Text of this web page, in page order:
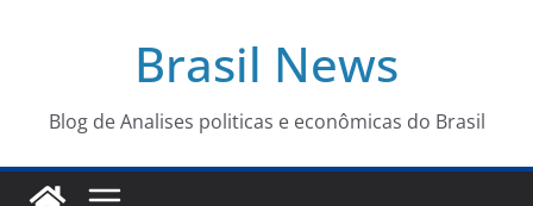
conteúdo
Brasil News
Blog de Analises politicas e econômicas do Brasil